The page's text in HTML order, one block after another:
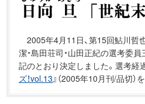
2005年4月11日、第15回鮎川哲
潔・島田荘司・山田正紀の選考委
記のとおり決定しました。選考経
ズ！vol.13 』（2005年10月刊/品切）